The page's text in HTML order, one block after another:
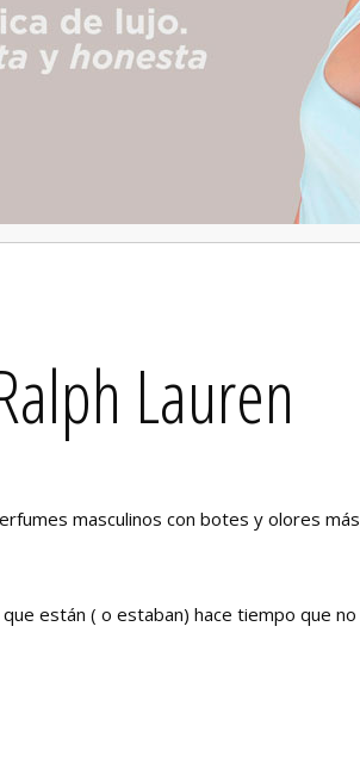
Lauren
masculinos con botes y olores más
están ( o estaban) hace tiempo que no